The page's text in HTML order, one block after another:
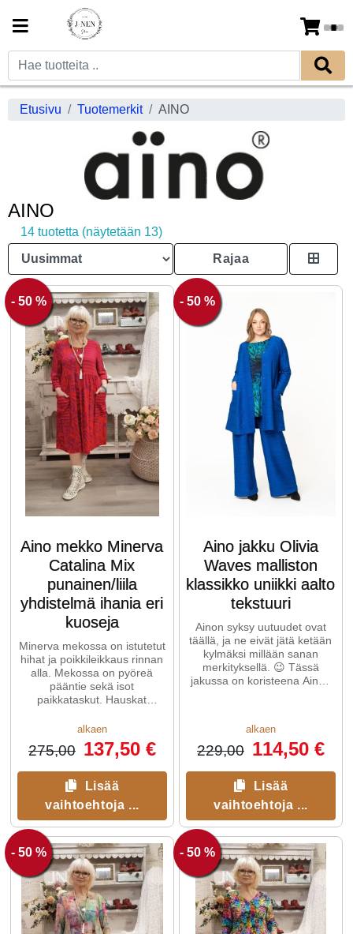
Etusivu Tuotemerkit AINO
AINO
14 tuotetta (näytetään 13)
Rajaa
Aino mekko Minerva
Catalina Mix
punainen/liila
yhdistelmä ihania eri
kuoseja
Minerva mekossa on istutetut
hihat ja poikkileikkaus rinnan
alla. Mekossa on pyöreä
pääntie sekä isot
paikkataskut. Hauskat
ilmettä.
alkaen
275,00 137,50 €
- 50 %
Lisää
vaihtoehtoja ...
Aino jakku Olivia
Waves malliston
klassikko uniikki aalto
tekstuuri
Ainon syksy uutuudet ovat
täällä, ja ne eivät jätä ketään
kylmäksi millään sanan
merkityksellä. 😉 Tässä
jakussa on koristeena Ainon
alkaen
229,00 114,50 €
- 50 %
Lisää
vaihtoehtoja ...
- 50 % - 50 %